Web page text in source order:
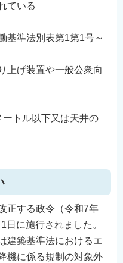
ている
第1第1号～
げ装置や一般公衆向
トル以下又は天井の
正する政令（令和7年
に施行されました。
築基準法におけるエ
機に係る規制の対象外